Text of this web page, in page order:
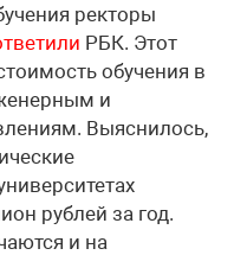
ректоры
РБК. Этот
обучения в
и
Выяснилось,
рублей за год.
и на